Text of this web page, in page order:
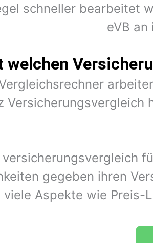
schneller bearbeitet
eVB
welchen
Versicherungsvergleich
versicherungsvergleich
gegeben ihren
viele Aspekte wie Preis-